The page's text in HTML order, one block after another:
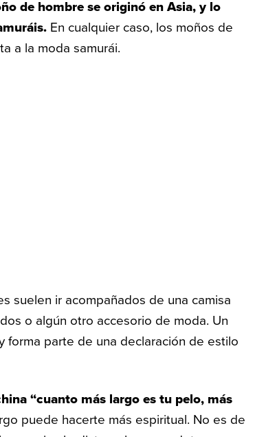
de hombre se originó en Asia, y lo
En cualquier caso, los moños de
a la moda samurái.
suelen ir acompañados de una camisa
o algún otro accesorio de moda. Un
forma parte de una declaración de estilo
“cuanto más largo es tu pelo, más
puede hacerte más espiritual. No es de